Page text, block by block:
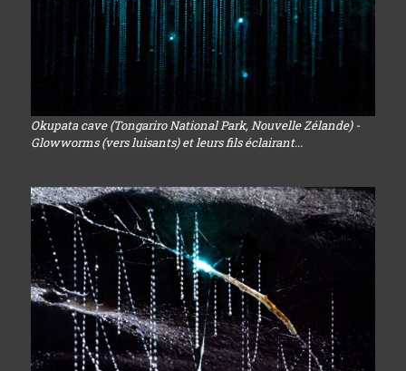
Okupata cave (Tongariro National Park, Nouvelle Zélande) -
Glowworms (vers luisants) et leurs fils éclairant...